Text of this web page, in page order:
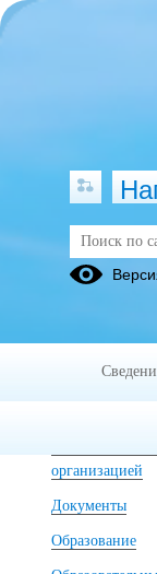
Об
организацией
Документы
Образование